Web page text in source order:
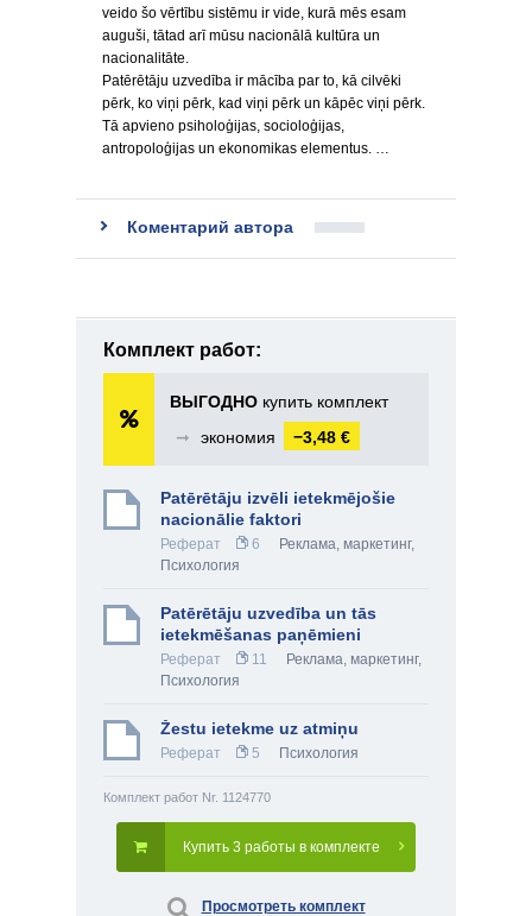
veido šo vērtību sistēmu ir vide, kurā mēs esam
auguši, tātad arī mūsu nacionālā kultūra un
nacionalitāte.
Patērētāju uzvedība ir mācība par to, kā cilvēki
pērk, ko viņi pērk, kad viņi pērk un kāpēc viņi pērk.
Tā apvieno psiholoģijas, socioloģijas,
antropoloģijas un ekonomikas elementus. …
Коментарий автора
Комплект работ:
ВЫГОДНО купить комплект
➞
экономия −3,48 €
Patērētāju izvēli ietekmējošie
nacionālie faktori
Реферат 6 Реклама, маркетинг,
Психология
Patērētāju uzvedība un tās
ietekmēšanas paņēmieni
Реферат 11 Реклама, маркетинг,
Психология
Žestu ietekme uz atmiņu
Реферат 5 Психология
Комплект работ Nr. 1124770
Купить 3 работы в комплекте
Просмотреть комплект